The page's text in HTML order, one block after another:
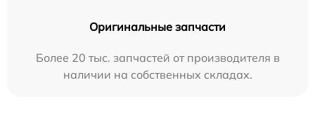
Оригинальные запчасти
Более 20 тыс. запчастей от производителя в
наличии на собственных складах.